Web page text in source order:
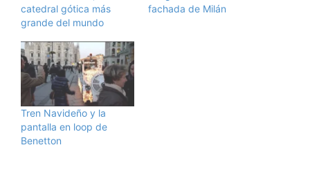
catedral gótica más
grande del mundo
fachada de Milán
Tren Navideño y la
pantalla en loop de
Benetton